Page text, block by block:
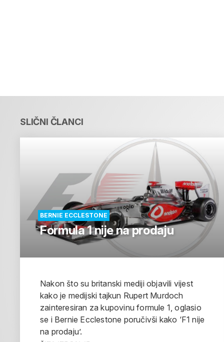
SLIČNI ČLANCI
BERNIE ECCLESTONE
Formula 1 nije na prodaju
Nakon što su britanski mediji objavili vijest
kako je medijski tajkun Rupert Murdoch
zainteresiran za kupovinu formule 1, oglasio
se i Bernie Ecclestone poručivši kako ‘F1 nije
na prodaju’.